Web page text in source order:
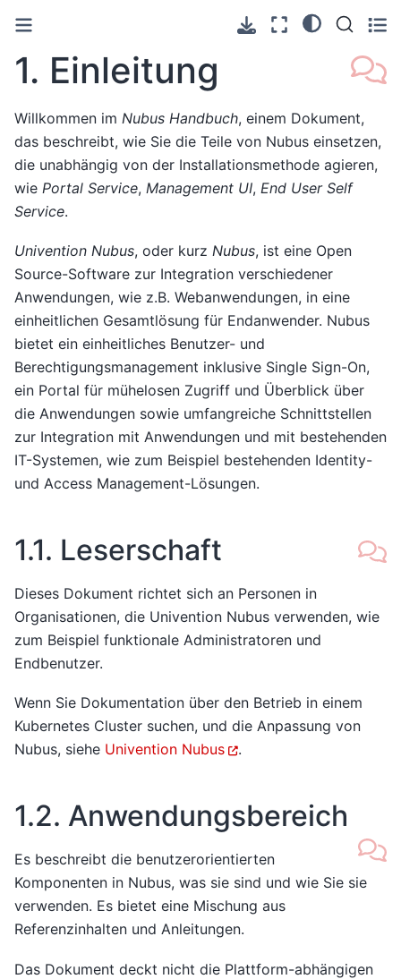
1. Einleitung
Willkommen im Nubus Handbuch, einem Dokument,
das beschreibt, wie Sie die Teile von Nubus einsetzen,
die unabhängig von der Installationsmethode agieren,
wie Portal Service, Management UI, End User Self
Service.
Univention Nubus, oder kurz Nubus, ist eine Open
Source-Software zur Integration verschiedener
Anwendungen, wie z.B. Webanwendungen, in eine
einheitlichen Gesamtlösung für Endanwender. Nubus
bietet ein einheitliches Benutzer- und
Berechtigungsmanagement inklusive Single Sign-On,
ein Portal für mühelosen Zugriff und Überblick über
die Anwendungen sowie umfangreiche Schnittstellen
zur Integration mit Anwendungen und mit bestehenden
IT-Systemen, wie zum Beispiel bestehenden Identity-
und Access Management-Lösungen.
1.1. Leserschaft
Dieses Dokument richtet sich an Personen in
Organisationen, die Univention Nubus verwenden, wie
zum Beispiel funktionale Administratoren und
Endbenutzer.
Wenn Sie Dokumentation über den Betrieb in einem
Kubernetes Cluster suchen, und die Anpassung von
Nubus, siehe Univention Nubus .
1.2. Anwendungsbereich
Es beschreibt die benutzerorientierten
Komponenten in Nubus, was sie sind und wie Sie sie
verwenden. Es bietet eine Mischung aus
Referenzinhalten und Anleitungen.
Das Dokument deckt nicht die Plattform-abhängigen